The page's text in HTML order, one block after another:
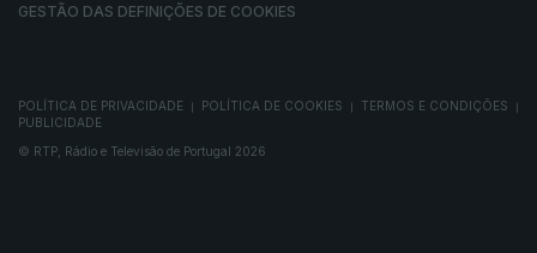
GESTÃO DAS DEFINIÇÕES DE COOKIES
POLÍTICA DE PRIVACIDADE POLÍTICA DE COOKIES TERMOS E CONDIÇÕES
PUBLICIDADE
© RTP, Rádio e Televisão de Portugal 2026